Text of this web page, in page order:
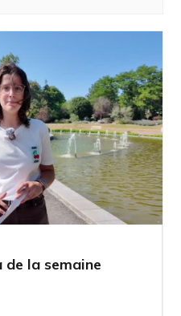
la semaine